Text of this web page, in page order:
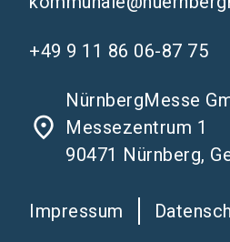
+49 9 11 86 06-87 75
place
NürnbergMesse
Messezentrum 1
90471 Nürnberg,
Impressum